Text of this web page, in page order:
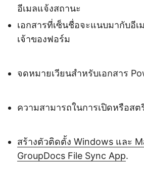
อีเมลแจ้งสถานะ
เอกสารที่เซ็นชื่อจะแนบมากับอีเ
เจ้าของฟอร์ม
จดหมายเวียนสำหรับเอกสาร
ความสามารถในการเปิดหรือสต
สร้างตัวติดตั้ง Windows และ
GroupDocs File Sync App.